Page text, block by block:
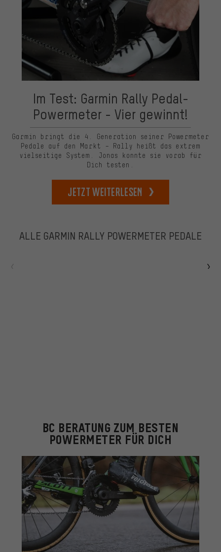
Im Test: Garmin Rally Pedal-
Powermeter - Vier gewinnt!
Garmin bringt die 4. Generation seiner Powermeter
Pedale auf den Markt – Rally heißt das extrem
vielseitige System. Jonas konnte sie vorab für
Dich testen.
Jetzt weiterlesen
ALLE GARMIN RALLY POWERMETER PEDALE
BC BERATUNG ZUM BESTEN
POWERMETER FÜR DICH